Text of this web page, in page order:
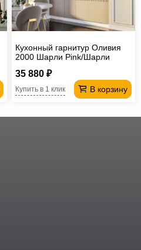
Кухонный гарнитур Оливия
2000 Шарли Pink/Шарли
35 880 ₽
В корзину
Купить в 1 клик